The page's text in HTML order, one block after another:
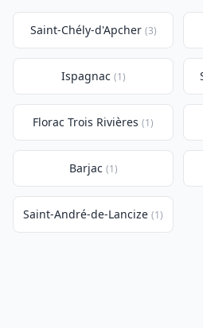
Saint-Chély-d'Apcher (3)
Ispagnac (1)
Florac Trois Rivières (1)
Barjac (1)
Saint-André-de-Lancize (1)